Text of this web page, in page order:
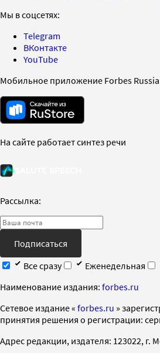
Мы в соцсетях:
Telegram
ВКонтакте
YouTube
Мобильное приложение Forbes
На сайте работает синтез речи
Рассылка:
Подписаться
Все сразу
Еженедельная
Наименование издания: forbes.ru
Cетевое издание « forbes.ru »
принятия решения о регистрации:
Адрес редакции, издателя: 123022, г.